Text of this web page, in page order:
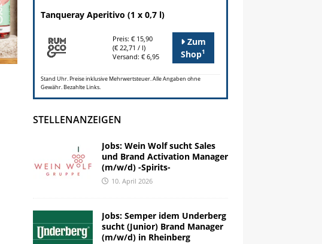
Tanqueray Aperitivo (1 x 0,7 l)
Preis: € 15,90
(€ 22,71 / l)
Versand: € 6,95
Zum
Shop1
Stand Uhr. Preise inklusive Mehrwertsteuer. Alle Angaben ohne
Gewähr. Bezahlte Links.
STELLENANZEIGEN
Jobs: Wein Wolf sucht Sales
und Brand Activation Manager
(m/w/d) -Spirits-
10. April 2026
Jobs: Semper idem Underberg
sucht (Junior) Brand Manager
(m/w/d) in Rheinberg